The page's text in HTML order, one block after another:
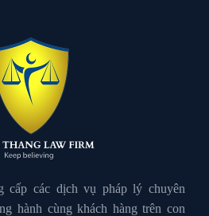
Gia Đình
cấp các dịch vụ pháp lý chuyên
hành cùng khách hàng trên con